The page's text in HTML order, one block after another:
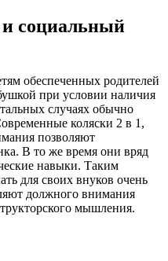
и социальный
обеспеченных родителей
при условии наличия
случаях обычно
коляски 2 в 1,
позволяют
В то же время они вряд
навыки. Таким
для своих внуков очень
должного внимания
мышления.